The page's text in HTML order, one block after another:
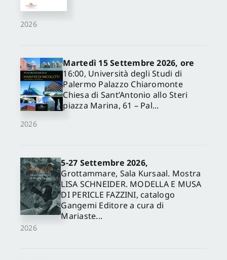
2026
2026
Martedì 15 Settembre 2026, ore
16:00, Università degli Studi di
Palermo Palazzo Chiaromonte
Chiesa di Sant’Antonio allo Steri
piazza Marina, 61 – Pal...
2026
5-27 Settembre 2026,
Grottammare, Sala Kursaal. Mostra
LISA SCHNEIDER. MODELLA E MUSA
DI PERICLE FAZZINI, catalogo
Gangemi Editore a cura di
Mariaste...